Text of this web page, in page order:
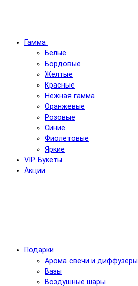
Гамма
Белые
Бордовые
Желтые
Красные
Нежная гамма
Оранжевые
Розовые
Синие
Фиолетовые
Яркие
VIP Букеты
Акции
Подарки
Арома свечи и диффузеры
Вазы
Воздушные шары